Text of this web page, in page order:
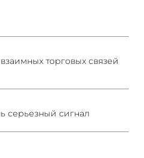
торговых связей
серьезный сигнал